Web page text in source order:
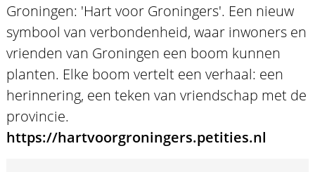
Groningen: 'Hart voor Groningers'. Een nieuw
symbool van verbondenheid, waar inwoners en
vrienden van Groningen een boom kunnen
planten. Elke boom vertelt een verhaal: een
herinnering, een teken van vriendschap met de
provincie.
https://hartvoorgroningers.petities.nl